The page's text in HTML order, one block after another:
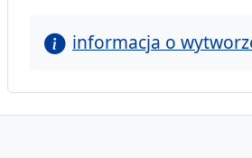
informacja o